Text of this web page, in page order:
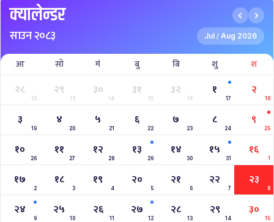
क्यालेन्डर
साउन २०८३ Jul / Aug 2026
आ सो मं बु बि शु श
२८
12
२९
13
३०
14
३१
15
३२
16
१
17
२
18
३
19
४
20
५
21
६
22
७
23
८
24
९
25
१०
26
११
27
१२
28
१३
29
१४
30
१५
31
१६
1
१७
2
१८
3
१९
4
२०
5
२१
6
२२
7
२३
8
२४
9
२५
10
२६
11
२७
12
२८
13
२९
14
३०
15